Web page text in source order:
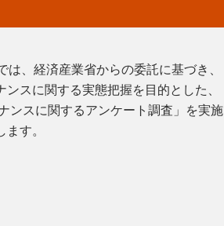
、経済産業省からの委託に基づき、
スに関する実態把握を目的とした、
ンスに関するアンケート調査」を実施
す。